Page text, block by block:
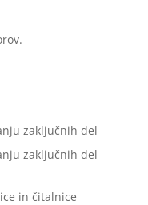
zaključnih del
zaključnih del
in čitalnice